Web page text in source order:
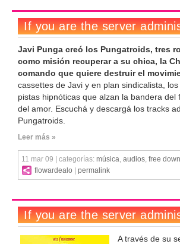
Javi Punga creó los Pungatroids, tres
como misión recuperar a su chica, la
comando que quiere destruir el
cassettes de Javi y en plan sindicalista,
pistas hipnóticas que alzan la bandera
del amor. Escuchá y descargá los tracks
Pungatroids.
Leer más »
11 mar 09 | categorías: música, audios, free
flowardealo
permalink
A través de su